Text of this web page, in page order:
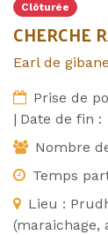
Clôturée
CHERCHE
Earl de
Prise de
| Date de fin :
Nombre
Temps
Lieu :
(maraichage,